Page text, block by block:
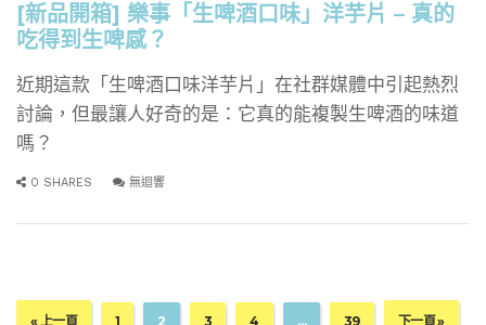
[新品開箱] 樂事「生啤酒口味」洋芋片 – 真的
吃得到生啤感？
近期這款「生啤酒口味洋芋片」在社群媒體中引起熱烈
討論，但最讓人好奇的是：它真的能複製生啤酒的味道
嗎？
0 SHARES 無迴響
« 上一頁 1 2 3 4 … 39 下一頁 »